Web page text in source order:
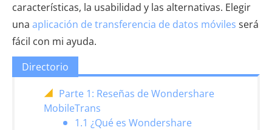
características, la usabilidad y las alternativas. Elegir
una aplicación de transferencia de datos móviles será
fácil con mi ayuda.
Directorio
Parte 1: Reseñas de Wondershare
MobileTrans
1.1 ¿Qué es Wondershare